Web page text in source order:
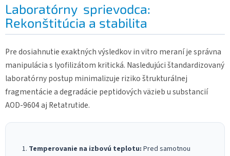
Laboratórny sprievodca:
Rekonštitúcia a stabilita
Pre dosiahnutie exaktných výsledkov in vitro meraní je správna
manipulácia s lyofilizátom kritická. Nasledujúci štandardizovaný
laboratórny postup minimalizuje riziko štrukturálnej
fragmentácie a degradácie peptidových väzieb u substancií
AOD-9604 aj Retatrutide.
Temperovanie na izbovú teplotu: Pred samotnou